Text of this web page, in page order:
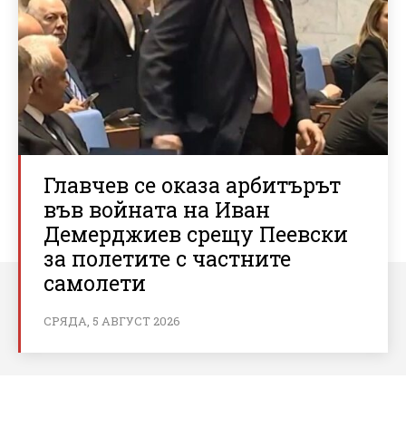
Главчев се оказа арбитърът
във войната на Иван
Демерджиев срещу Пеевски
за полетите с частните
самолети
СРЯДА, 5 АВГУСТ 2026